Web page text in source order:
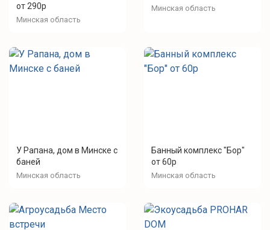
от 290р
Минская область
Минская область
У Рапана, дом в Минске с
баней
Минская область
Банный комплекс "Бор"
от 60р
Минская область